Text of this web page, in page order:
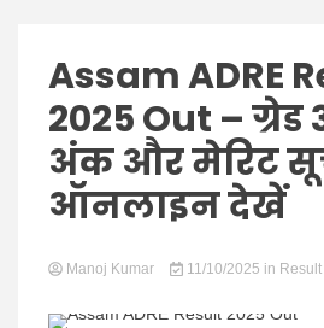
Assam ADRE
2025 Out –
अंक और मेरिट
ऑनलाइन देखें
Manoj Kumar 11/10/2025 in Result